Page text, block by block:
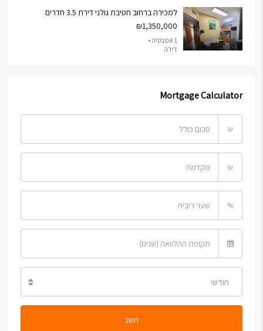
למכירה ברחוב חטיבת גולני דירת 3.5 חדרים
₪1,350,000
1 אמבטיה •
דירה
Mortgage Calculator
₪
₪
%
חודשי
חשב